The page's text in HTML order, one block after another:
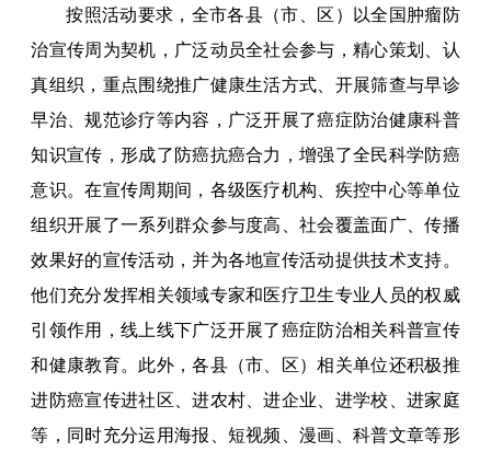
按照活动要求，全市各县（市、区）以全国肿瘤防
治宣传周为契机，广泛动员全社会参与，精心策划、认
真组织，重点围绕推广健康生活方式、开展筛查与早诊
早治、规范诊疗等内容，广泛开展了癌症防治健康科普
知识宣传，形成了防癌抗癌合力，增强了全民科学防癌
意识。在宣传周期间，各级医疗机构、疾控中心等单位
组织开展了一系列群众参与度高、社会覆盖面广、传播
效果好的宣传活动，并为各地宣传活动提供技术支持。
他们充分发挥相关领域专家和医疗卫生专业人员的权威
引领作用，线上线下广泛开展了癌症防治相关科普宣传
和健康教育。此外，各县（市、区）相关单位还积极推
进防癌宣传进社区、进农村、进企业、进学校、进家庭
等，同时充分运用海报、短视频、漫画、科普文章等形